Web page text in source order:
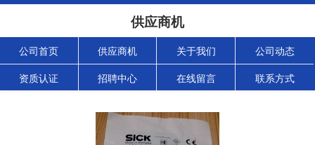
供应商机
公司首页 供应商机 关于我们 公司动态
资质认证 招聘中心 在线留言 联系方式